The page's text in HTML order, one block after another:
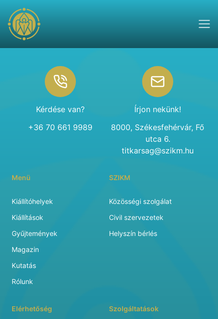
Kérdése van?
+36 70 661 9989
Írjon nekünk!
8000, Székesfehérvár, Fő
utca 6.
titkarsag@szikm.hu
Menü
Kiállítóhelyek
Kiállítások
Gyűjtemények
Magazin
Kutatás
Rólunk
SZIKM
Közösségi szolgálat
Civil szervezetek
Helyszín bérlés
Elérhetőség Szolgáltatások